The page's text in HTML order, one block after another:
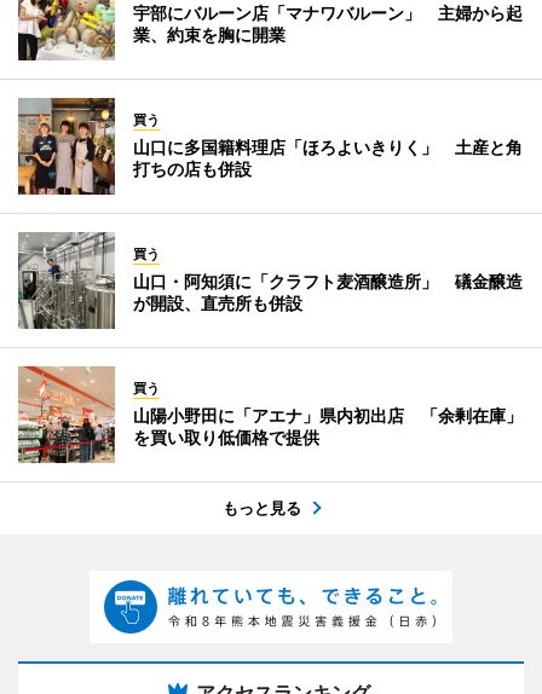
宇部にバルーン店「マナワバルーン」 主婦から起
業、約束を胸に開業
買う
山口に多国籍料理店「ほろよいきりく」 土産と角
打ちの店も併設
買う
山口・阿知須に「クラフト麦酒醸造所」 礒金醸造
が開設、直売所も併設
買う
山陽小野田に「アエナ」県内初出店 「余剰在庫」
を買い取り低価格で提供
もっと見る